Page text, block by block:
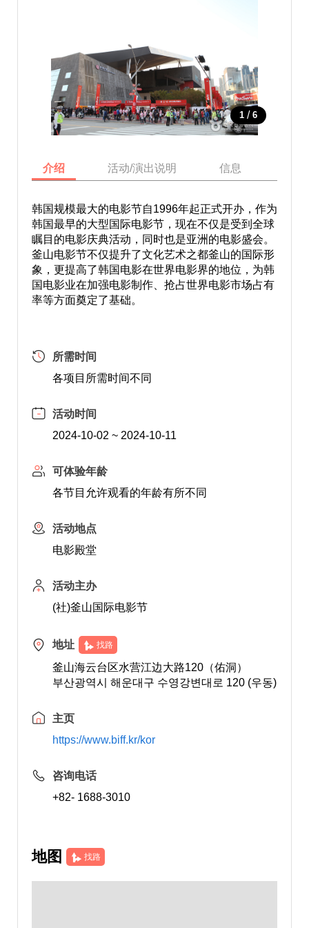
1 / 6
介绍 活动/演出说明 信息
韩国规模最大的电影节自1996年起正式开办，作为
韩国最早的大型国际电影节，现在不仅是受到全球
瞩目的电影庆典活动，同时也是亚洲的电影盛会。
釜山电影节不仅提升了文化艺术之都釜山的国际形
象，更提高了韩国电影在世界电影界的地位，为韩
国电影业在加强电影制作、抢占世界电影市场占有
率等方面奠定了基础。
所需时间
各项目所需时间不同
活动时间
2024-10-02 ~ 2024-10-11
可体验年龄
各节目允许观看的年龄有所不同
活动地点
电影殿堂
活动主办
(社)釜山国际电影节
地址 找路
釜山海云台区水营江边大路120（佑洞）
부산광역시 해운대구 수영강변대로 120 (우동)
主页
https://www.biff.kr/kor
咨询电话
+82- 1688-3010
地图 找路